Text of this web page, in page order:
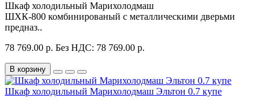
Шкаф холодильный Марихолодмаш
ШХК-800 комбинированый с металлическими дверьми
предназ..
78 769.00 р. Без НДС: 78 769.00 р.
В корзину
Шкаф холодильный Марихолодмаш Эльтон 0.7 купе